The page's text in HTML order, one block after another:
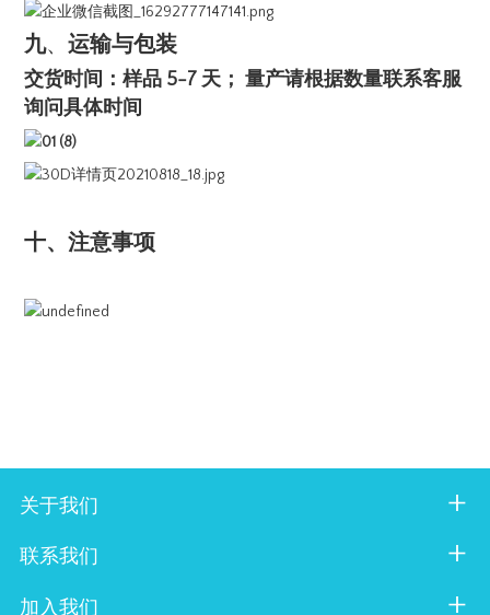
九、运输与包装
交货时间：样品 5-7 天； 量产请根据数量联系客服
询问具体时间
十、注意事项
关于我们
联系我们
加入我们